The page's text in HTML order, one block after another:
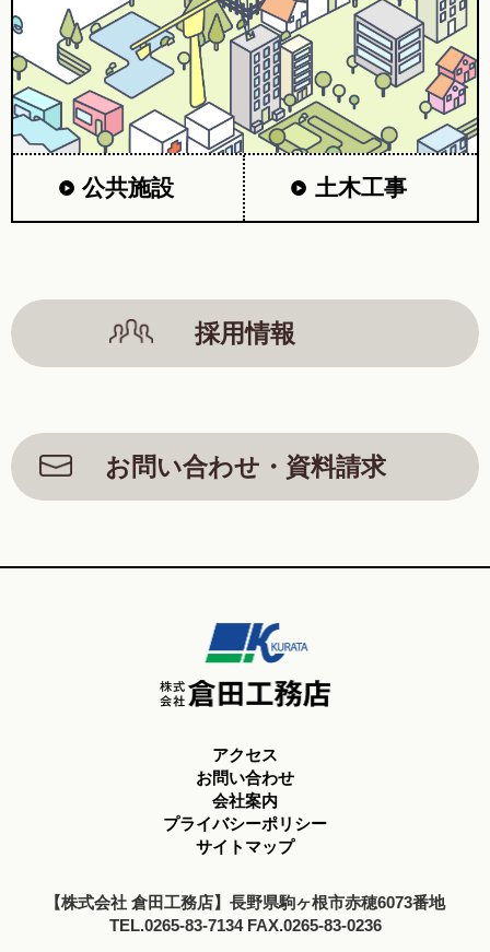
公共施設 土木工事
採用情報
お問い合わせ・資料請求
アクセス
お問い合わせ
会社案内
プライバシーポリシー
サイトマップ
【株式会社 倉田工務店】長野県駒ヶ根市赤穂6073番地
TEL.0265-83-7134 FAX.0265-83-0236